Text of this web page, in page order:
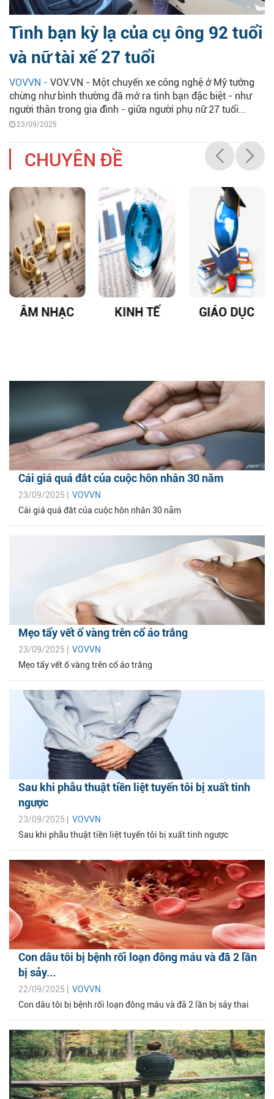
Tình bạn kỳ lạ của cụ ông 92 tuổi
và nữ tài xế 27 tuổi
VOVVN - VOV.VN - Một chuyến xe công nghệ ở Mỹ tưởng
chừng như bình thường đã mở ra tình bạn đặc biệt - như
người thân trong gia đình - giữa người phụ nữ 27 tuổi...
23/09/2025
CHUYÊN ĐỀ
ÂM NHẠC KINH TẾ GIÁO DỤC
Cái giá quá đắt của cuộc hôn nhân 30 năm
23/09/2025 | VOVVN
Cái giá quá đắt của cuộc hôn nhân 30 năm
Mẹo tẩy vết ố vàng trên cổ áo trắng
23/09/2025 | VOVVN
Mẹo tẩy vết ố vàng trên cổ áo trắng
Sau khi phẫu thuật tiền liệt tuyến tôi bị xuất tinh
ngược
23/09/2025 | VOVVN
Sau khi phẫu thuật tiền liệt tuyến tôi bị xuất tinh ngược
Con dâu tôi bị bệnh rối loạn đông máu và đã 2 lần
bị sảy...
22/09/2025 | VOVVN
Con dâu tôi bị bệnh rối loạn đông máu và đã 2 lần bị sảy thai